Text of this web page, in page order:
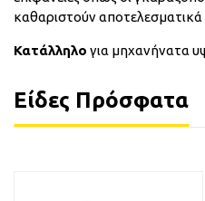
καθαριστούν
Κατάλληλο για μηχανήνατα
Είδες Πρόσφατα